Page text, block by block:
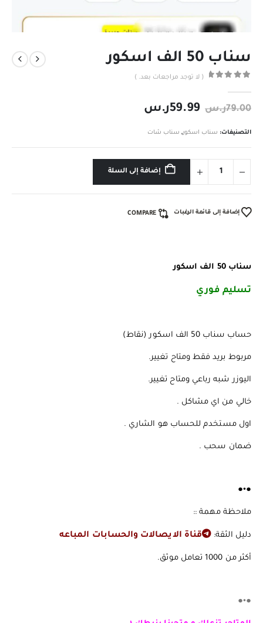
سناب 50 الف اسكور
( لا توجد مراجعات بعد. )
79.00ر.س 59.99ر.س
التصنيفات: سناب اسكور, سناب شات
إضافة إلى السلة
إضافة إلى قائمة الرغبات COMPARE
سناب 50 الف اسكور
تسليم فوري
حساب سناب 50 الف اسكور (نقاط)
️️️مربوط بريد فقط ومتاح تغيير.
اليوزر شبه رباعي ومتاح تغيير.
️️️خالي من اي مشاكل .
️️️اول مستخدم للحساب هو الشاري .
️️️ضمان سحب .
●•●
ملاحظة مهمة ::
دليل الثقة: قناة الايصالات والحسابات المباعه
أكثر من 1000 تعامل موثق.
●•●